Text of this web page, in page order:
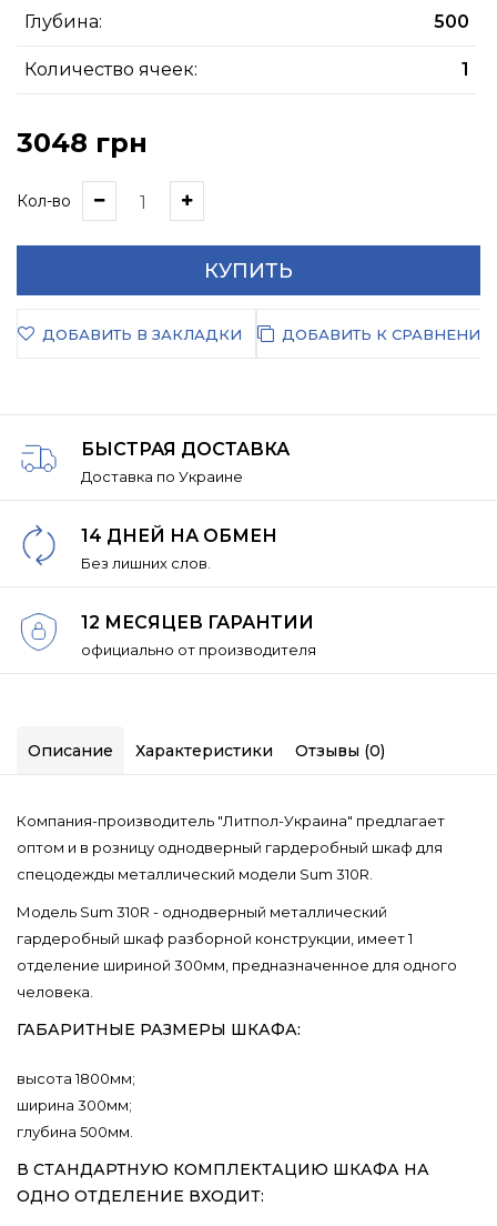
Глубина: 500
Количество ячеек: 1
3048 грн
Кол-во
КУПИТЬ
ДОБАВИТЬ В ЗАКЛАДКИ ДОБАВИТЬ К СРАВНЕНИЮ
БЫСТРАЯ ДОСТАВКА
Доставка по Украине
14 ДНЕЙ НА ОБМЕН
Без лишних слов.
12 МЕСЯЦЕВ ГАРАНТИИ
официально от производителя
Описание Характеристики Отзывы (0)
Компания-производитель "Литпол-Украина" предлагает
оптом и в розницу однодверный гардеробный шкаф для
спецодежды металлический модели Sum 310R.
Модель Sum 310R - однодверный металлический
гардеробный шкаф разборной конструкции, имеет 1
отделение шириной 300мм, предназначенное для одного
человека.
ГАБАРИТНЫЕ РАЗМЕРЫ ШКАФА:
высота 1800мм;
ширина 300мм;
глубина 500мм.
В СТАНДАРТНУЮ КОМПЛЕКТАЦИЮ ШКАФА НА
ОДНО ОТДЕЛЕНИЕ ВХОДИТ: